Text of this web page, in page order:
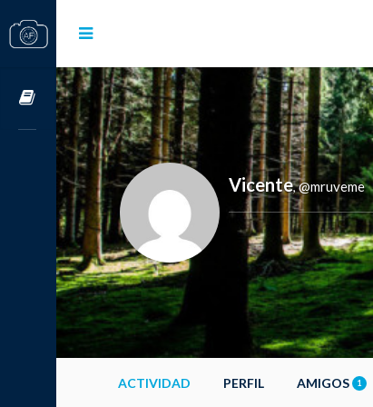
Cursos OnLine
Vicente,@mruveme
ACTIVIDAD PERFIL AMIGOS 1